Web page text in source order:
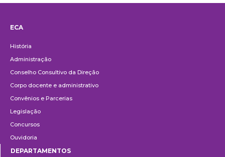
ECA
História
Administração
Conselho Consultivo da Direção
Corpo docente e administrativo
Convênios e Parcerias
Legislação
Concursos
Ouvidoria
DEPARTAMENTOS